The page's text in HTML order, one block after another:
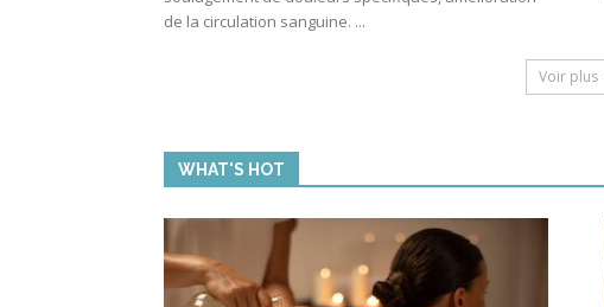
de la circulation sanguine. ...
Voir plus
WHAT'S HOT